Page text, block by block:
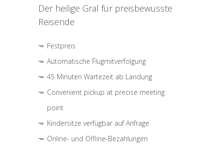
Der heilige Gral für preisbewusste
Reisende
Festpreis
Automatische Flugmitverfolgung
45 Minuten Wartezeit ab Landung
Convenient pickup at precise meeting
point
Kindersitze verfügbar auf Anfrage
Online- und Offline-Bezahlungen